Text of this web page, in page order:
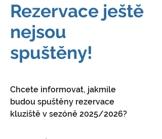
Rezervace ještě
nejsou
spuštěny!
Chcete informovat, jakmile
budou spuštěny rezervace
kluziště v sezóně 2025/2026?